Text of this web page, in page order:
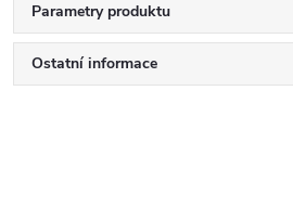
Parametry produktu
Ostatní informace